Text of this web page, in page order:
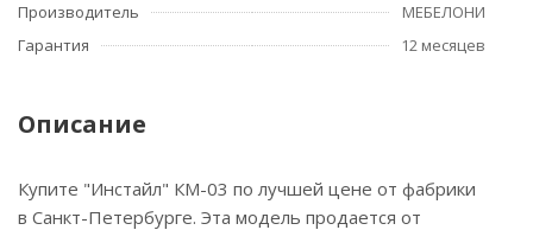
Производитель
МЕБЕЛОНИ
Гарантия
12 месяцев
Описание
Купите "Инстайл" КМ-03 по лучшей цене от фабрики
в Санкт-Петербурге. Эта модель продается от